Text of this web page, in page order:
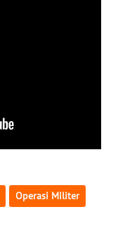
Operasi Militer